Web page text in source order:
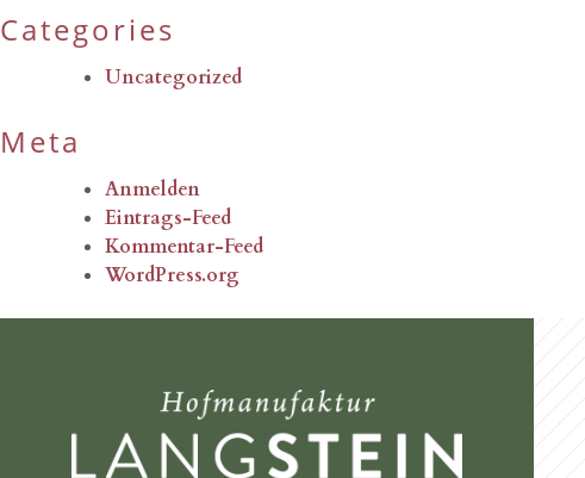
Categories
Uncategorized
Meta
Anmelden
Eintrags-Feed
Kommentar-Feed
WordPress.org